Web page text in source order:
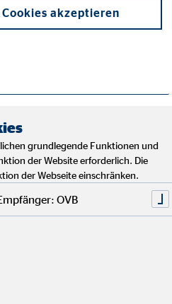
akzeptieren
grundlegende Funktionen und
der Website erforderlich. Die
der Webseite einschränken.
OVB